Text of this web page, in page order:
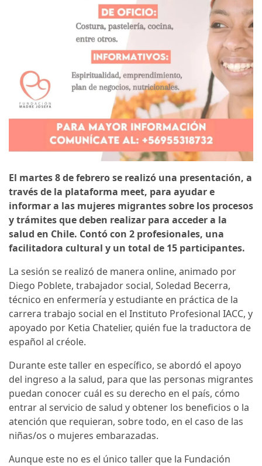
El martes 8 de febrero se realizó una presentación, a
través de la plataforma meet, para ayudar e
informar a las mujeres migrantes sobre los procesos
y trámites que deben realizar para acceder a la
salud en Chile. Contó con 2 profesionales, una
facilitadora cultural y un total de 15 participantes.
La sesión se realizó de manera online, animado por
Diego Poblete, trabajador social, Soledad Becerra,
técnico en enfermería y estudiante en práctica de la
carrera trabajo social en el Instituto Profesional IACC, y
apoyado por Ketia Chatelier, quién fue la traductora de
español al créole.
Durante este taller en específico, se abordó el apoyo
del ingreso a la salud, para que las personas migrantes
puedan conocer cuál es su derecho en el país, cómo
entrar al servicio de salud y obtener los beneficios o la
atención que requieran, sobre todo, en el caso de las
niñas/os o mujeres embarazadas.
Aunque este no es el único taller que la Fundación